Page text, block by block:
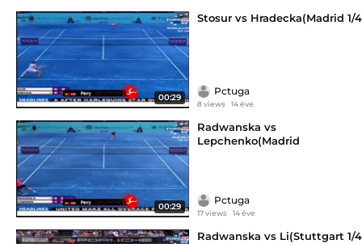
00:29
Stosur vs Hradecka(Madrid 1/4
Pctuga
8 views 14 éve
00:29
Radwanska vs
Lepchenko(Madrid
Pctuga
17 views 14 éve
Radwanska vs Li(Stuttgart 1/4